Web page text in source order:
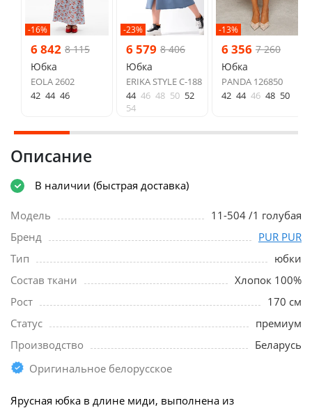
-16%
6 842 8 115
Юбка
EOLA 2602
42 44 46
-23%
6 579 8 406
Юбка
ERIKA STYLE С-188
44 46 48 50 52
54
-13%
6 356 7 260
Юбка
PANDA 126850
42 44 46 48 50
Описание
В наличии (быстрая доставка)
Модель
11-504 /1 голубая
Бренд
PUR PUR
Тип
юбки
Состав ткани
Хлопок 100%
Рост
170 см
Статус
премиум
Производство
Беларусь
Оригинальное белорусское
Ярусная юбка в длине миди, выполнена из